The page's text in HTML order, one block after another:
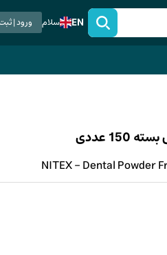
EN سلام ورود |
عددی
NITEX - Dental Powder